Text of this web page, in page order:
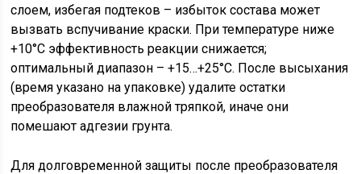
слоем, избегая подтеков – избыток состава может
вызвать вспучивание краски. При температуре ниже
+10°C эффективность реакции снижается;
оптимальный диапазон – +15…+25°C. После высыхания
(время указано на упаковке) удалите остатки
преобразователя влажной тряпкой, иначе они
помешают адгезии грунта.
Для долговременной защиты после преобразователя